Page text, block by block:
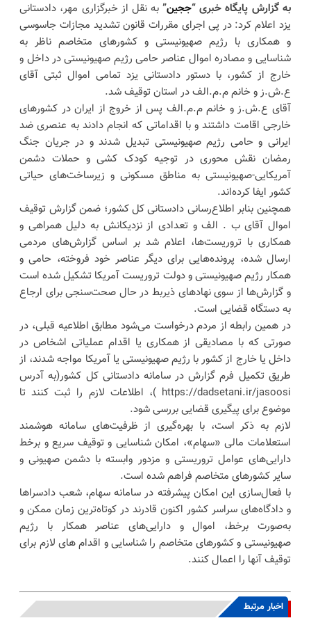
به گزارش پایگاه خبری “ججین” به نقل از خبرگزاری مهر، دادستانی
یزد اعلام کرد: در پی اجرای مقررات قانون تشدید مجازات جاسوسی
و همکاری با رژیم صهیونیستی و کشورهای متخاصم ناظر به
شناسایی و مصادره اموال عناصر حامی رژیم صهیونیستی در داخل و
خارج از کشور، با دستور دادستانی یزد تمامی اموال ثبتی آقای
ع.ش.ز و خانم م.م.الف در استان توقیف شد.
آقای ع.ش.ز و خانم م.م.الف پس از خروج از ایران در کشورهای
خارجی اقامت داشتند و با اقداماتی که انجام دادند به عنصری ضد
ایرانی و حامی رژیم صهیونیستی تبدیل شدند و در جریان جنگ
رمضان نقش محوری در توجیه کودک کشی و حملات دشمن
آمریکایی-صهیونیستی به مناطق مسکونی و زیرساخت‌های حیاتی
کشور ایفا کرده‌اند.
همچنین بنابر اطلاع‌رسانی دادستانی کل کشور؛ ضمن گزارش توقیف
اموال آقای ب . الف و تعدادی از نزدیکانش به دلیل همراهی و
همکاری با تروریست‌ها، اعلام شد بر اساس گزارش‌های مردمی
ارسال شده، پرونده‌هایی برای دیگر عناصر خود فروخته، حامی و
همکار رژیم صهیونیستی و دولت تروریست آمریکا تشکیل شده است
و گزارش‌ها از سوی نهادهای ذیربط در حال صحت‌سنجی برای ارجاع
به دستگاه قضایی است.
در همین رابطه از مردم درخواست می‌شود مطابق اطلاعیه قبلی، در
صورتی که با مصادیقی از همکاری یا اقدام عملیاتی اشخاص در
داخل یا خارج از کشور با رژیم صهیونیستی یا آمریکا مواجه شدند، از
طریق تکمیل فرم گزارش در سامانه دادستانی کل کشور(به آدرس
https://dadsetani.ir/jasoosi )، اطلاعات لازم را ثبت کنند تا
موضوع برای پیگیری قضایی بررسی شود.
لازم به ذکر است، با بهره‌گیری از ظرفیت‌های سامانه هوشمند
استعلامات مالی «سهام»، امکان شناسایی و توقیف سریع و برخط
دارایی‌های عوامل تروریستی و مزدور وابسته با دشمن صهیونی و
سایر کشورهای متخاصم فراهم شده است.
با فعال‌سازی این امکان پیشرفته در سامانه سهام، شعب دادسراها
و دادگاه‌های سراسر کشور اکنون قادرند در کوتاه‌ترین زمان ممکن و
به‌صورت برخط، اموال و دارایی‌های عناصر همکار با رژیم
صهیونیستی و کشورهای متخاصم را شناسایی و اقدام های لازم برای
توقیف آنها را اعمال کنند.
اخبار مرتبط